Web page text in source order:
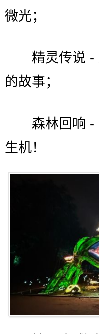
微光；
精灵传说 -
的故事；
森林回响 -
生机！